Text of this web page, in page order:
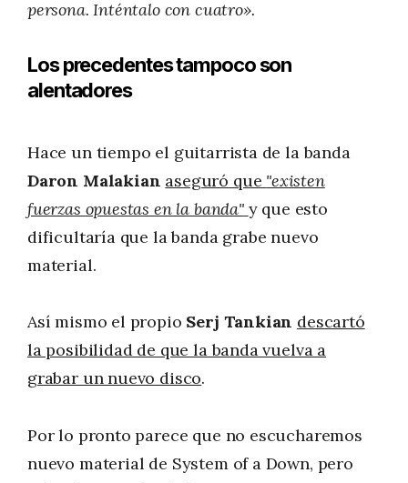
persona. Inténtalo con cuatro».
Los precedentes tampoco son
alentadores
Hace un tiempo el guitarrista de la banda
Daron Malakian aseguró que "existen
fuerzas opuestas en la banda" y que esto
dificultaría que la banda grabe nuevo
material.
Así mismo el propio Serj Tankian descartó
la posibilidad de que la banda vuelva a
grabar un nuevo disco.
Por lo pronto parece que no escucharemos
nuevo material de System of a Down, pero